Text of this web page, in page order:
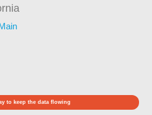
to keep the data flowing